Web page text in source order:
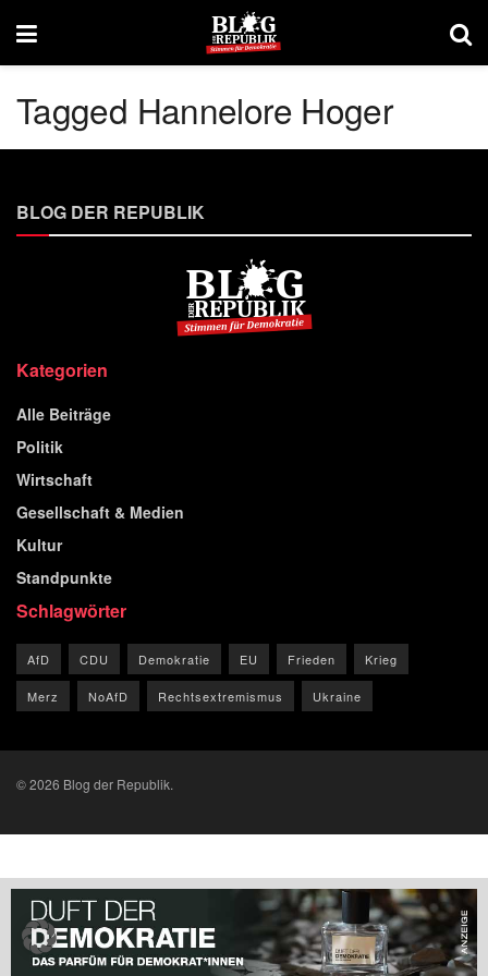
Tagged Hannelore Hoger
BLOG DER REPUBLIK
Kategorien
Alle Beiträge
Politik
Wirtschaft
Gesellschaft & Medien
Kultur
Standpunkte
Schlagwörter
AfD CDU Demokratie EU Frieden Krieg
Merz NoAfD Rechtsextremismus Ukraine
© 2026 Blog der Republik.